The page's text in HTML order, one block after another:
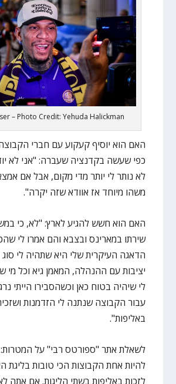
– Photo Credit: Yehuda Halickman
האם הוא יוסיף קעקוע עם חברי
כפי שעשה בקדנציה שעברה: "אני לא
לא נותר לי יותר מדי מקום, אבל אם
משהו מיוחד אז אוודא שזה יקרה".
האם הוא חשש להגיע לארץ: "לא, כי
שירתו במארינס ובצבא והם אמרו לי
הדאגה העיקרית שלי היא שתהיה לי
יציבות עם ההנהלה, המאמן גיא וכל מי
לי שיהיה בטוח כאן וכשהסבירו הייתי
עבור הקבוצה שנתנה לי הזדמנות
באליפות".
לשאלת אתר "ספורטס רבי" על
להיות אחת הקבוצות הכי טובות בליגת
לזכות באליפות בשתי הליגות. אם אתה